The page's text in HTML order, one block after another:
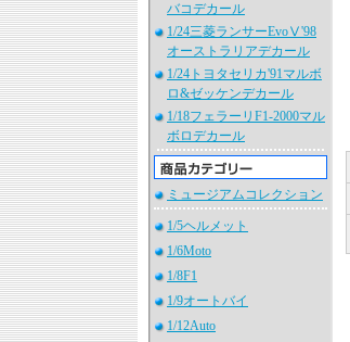
バコデカール
1/24三菱ランサーEvoⅤ'98
オーストラリアデカール
1/24トヨタセリカ'91マルボ
ロ&ゼッケンデカール
1/18フェラーリF1-2000マル
ボロデカール
ミュージアムコレクション
1/5ヘルメット
1/6Moto
1/8F1
1/9オートバイ
1/12Auto